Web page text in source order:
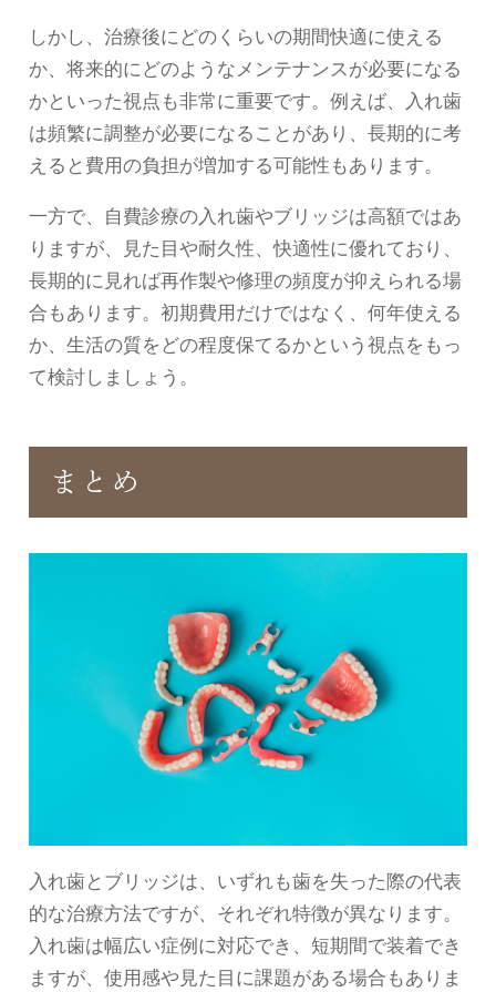
しかし、治療後にどのくらいの期間快適に使える
か、将来的にどのようなメンテナンスが必要になる
かといった視点も非常に重要です。例えば、入れ歯
は頻繁に調整が必要になることがあり、長期的に考
えると費用の負担が増加する可能性もあります。
一方で、自費診療の入れ歯やブリッジは高額ではあ
りますが、見た目や耐久性、快適性に優れており、
長期的に見れば再作製や修理の頻度が抑えられる場
合もあります。初期費用だけではなく、何年使える
か、生活の質をどの程度保てるかという視点をもっ
て検討しましょう。
まとめ
入れ歯とブリッジは、いずれも歯を失った際の代表
的な治療方法ですが、それぞれ特徴が異なります。
入れ歯は幅広い症例に対応でき、短期間で装着でき
ますが、使用感や見た目に課題がある場合もありま